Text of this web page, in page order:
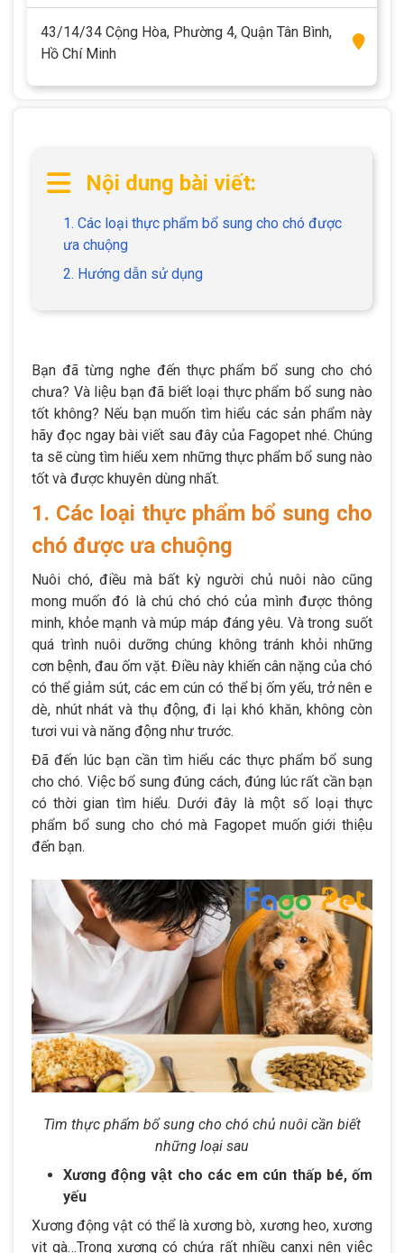
Nội dung bài viết:
1. Các loại thực phẩm bổ sung cho chó được
ưa chuộng
2. Hướng dẫn sử dụng
Bạn đã từng nghe đến thực phẩm bổ sung cho chó
chưa? Và liệu bạn đã biết loại thực phẩm bổ sung nào
tốt không? Nếu bạn muốn tìm hiểu các sản phẩm này
hãy đọc ngay bài viết sau đây của Fagopet nhé. Chúng
ta sẽ cùng tìm hiểu xem những thực phẩm bổ sung nào
tốt và được khuyên dùng nhất.
1. Các loại thực phẩm bổ sung cho
chó được ưa chuộng
Nuôi chó, điều mà bất kỳ người chủ nuôi nào cũng
mong muốn đó là chú chó chó của mình được thông
minh, khỏe mạnh và múp máp đáng yêu. Và trong suốt
quá trình nuôi dưỡng chúng không tránh khỏi những
cơn bệnh, đau ốm vặt. Điều này khiến cân nặng của chó
có thể giảm sút, các em cún có thể bị ốm yếu, trở nên e
dè, nhút nhát và thụ động, đi lại khó khăn, không còn
tươi vui và năng động như trước.
Đã đến lúc bạn cần tìm hiểu các thực phẩm bổ sung
cho chó. Việc bổ sung đúng cách, đúng lúc rất cần bạn
có thời gian tìm hiểu. Dưới đây là một số loại thực
phẩm bổ sung cho chó mà Fagopet muốn giới thiệu
đến bạn.
Tìm thực phẩm bổ sung cho chó chủ nuôi cần biết
những loại sau
Xương động vật cho các em cún thấp bé, ốm
yếu
Xương động vật có thể là xương bò, xương heo, xương
vịt gà…Trong xương có chứa rất nhiều canxi nên việc
43/14/34 Cộng Hòa, Phường 4, Quận Tân Bình,
Hồ Chí Minh